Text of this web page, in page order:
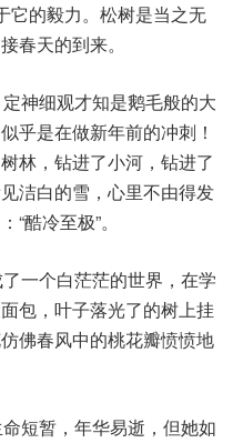
它的毅力。松树是当之无
春天的到来。
神细观才知是鹅毛般的大
乎是在做新年前的冲刺！
林，钻进了小河，钻进了
洁白的雪，心里不由得发
酷冷至极”。
一个白茫茫的世界，在学
包，叶子落光了的树上挂
佛春风中的桃花瓣愤愤地
短暂，年华易逝，但她如